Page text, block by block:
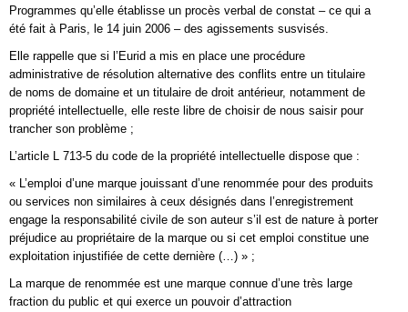
Programmes qu’elle établisse un procès verbal de constat – ce qui a
été fait à Paris, le 14 juin 2006 – des agissements susvisés.
Elle rappelle que si l’Eurid a mis en place une procédure
administrative de résolution alternative des conflits entre un titulaire
de noms de domaine et un titulaire de droit antérieur, notamment de
propriété intellectuelle, elle reste libre de choisir de nous saisir pour
trancher son problème ;
L’article L 713-5 du code de la propriété intellectuelle dispose que :
« L’emploi d’une marque jouissant d’une renommée pour des produits
ou services non similaires à ceux désignés dans l’enregistrement
engage la responsabilité civile de son auteur s’il est de nature à porter
préjudice au propriétaire de la marque ou si cet emploi constitue une
exploitation injustifiée de cette dernière (…) » ;
La marque de renommée est une marque connue d’une très large
fraction du public et qui exerce un pouvoir d’attraction